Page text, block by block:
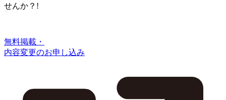
せんか？!
無料掲載・
内容変更のお申し込み